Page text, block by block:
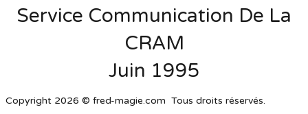
Service Communication De La
CRAM
Juin 1995
Copyright 2026 © fred-magie.com Tous droits réservés.